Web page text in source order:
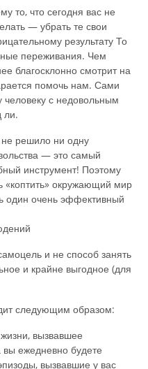
то, что сегодня вас не
— убрать те свои
результату То
переживания. Чем
благосклонно смотрит на
помочь нам. Сами
человеку с недовольным
ли.
решило ни одну
— это самый
инструмент! Поэтому
«коптить» окружающий мир
один очень эффективный
и не способ занять
и крайне выгодное (для
следующим образом:
вызвавшее
ежедневно будете
вызвавшие у вас